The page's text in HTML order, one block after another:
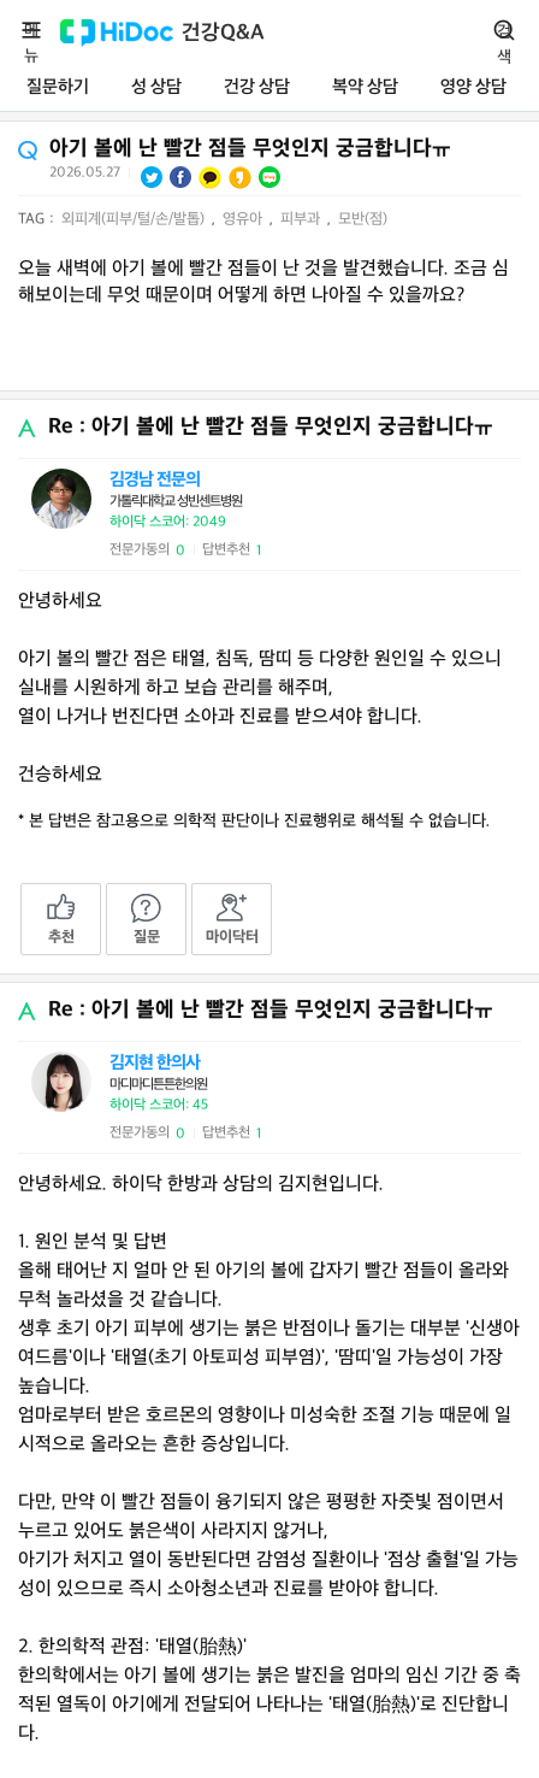
건강Q&A
질문하기 성 상담 건강 상담 복약 상담 영양 상담
메
뉴
검
색
아기 볼에 난 빨간 점들 무엇인지 궁금합니다ㅠ
2026.05.27
TAG : 외피계(피부/털/손/발톱) , 영유아 , 피부과 , 모반(점)
오늘 새벽에 아기 볼에 빨간 점들이 난 것을 발견했습니다. 조금 심
해보이는데 무엇 때문이며 어떻게 하면 나아질 수 있을까요?
Re : 아기 볼에 난 빨간 점들 무엇인지 궁금합니다ㅠ
김경남 전문의
가톨릭대학교 성빈센트병원
하이닥 스코어: 2049
전문가동의 0 답변추천 1
안녕하세요
아기 볼의 빨간 점은 태열, 침독, 땀띠 등 다양한 원인일 수 있으니
실내를 시원하게 하고 보습 관리를 해주며,
열이 나거나 번진다면 소아과 진료를 받으셔야 합니다.
건승하세요
* 본 답변은 참고용으로 의학적 판단이나 진료행위로 해석될 수 없습니다.
추천 질문 마이닥터
Re : 아기 볼에 난 빨간 점들 무엇인지 궁금합니다ㅠ
김지현 한의사
마디마디튼튼한의원
하이닥 스코어: 45
전문가동의 0 답변추천 1
안녕하세요. 하이닥 한방과 상담의 김지현입니다.
1. 원인 분석 및 답변
올해 태어난 지 얼마 안 된 아기의 볼에 갑자기 빨간 점들이 올라와
무척 놀라셨을 것 같습니다.
생후 초기 아기 피부에 생기는 붉은 반점이나 돌기는 대부분 '신생아
여드름'이나 '태열(초기 아토피성 피부염)', '땀띠'일 가능성이 가장
높습니다.
엄마로부터 받은 호르몬의 영향이나 미성숙한 조절 기능 때문에 일
시적으로 올라오는 흔한 증상입니다.
다만, 만약 이 빨간 점들이 융기되지 않은 평평한 자줏빛 점이면서
누르고 있어도 붉은색이 사라지지 않거나,
아기가 처지고 열이 동반된다면 감염성 질환이나 '점상 출혈'일 가능
성이 있으므로 즉시 소아청소년과 진료를 받아야 합니다.
2. 한의학적 관점: '태열(胎熱)'
한의학에서는 아기 볼에 생기는 붉은 발진을 엄마의 임신 기간 중 축
적된 열독이 아기에게 전달되어 나타나는 '태열(胎熱)'로 진단합니
다.